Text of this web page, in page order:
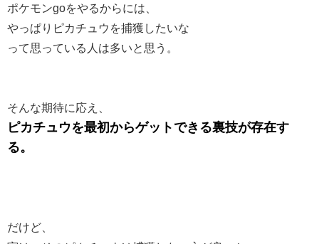
ポケモンgoをやるからには、
やっぱりピカチュウを捕獲したいな
って思っている人は多いと思う。
そんな期待に応え、
ピカチュウを最初からゲットできる裏技が存在す
る。
だけど、